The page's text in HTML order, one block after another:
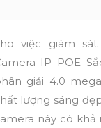
việc giám
IP POE
giải 4.0
lượng sáng
này có